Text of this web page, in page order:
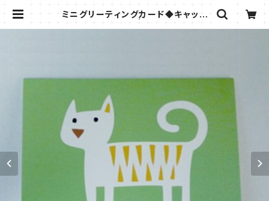
ミニグリーティングカード◆キャット